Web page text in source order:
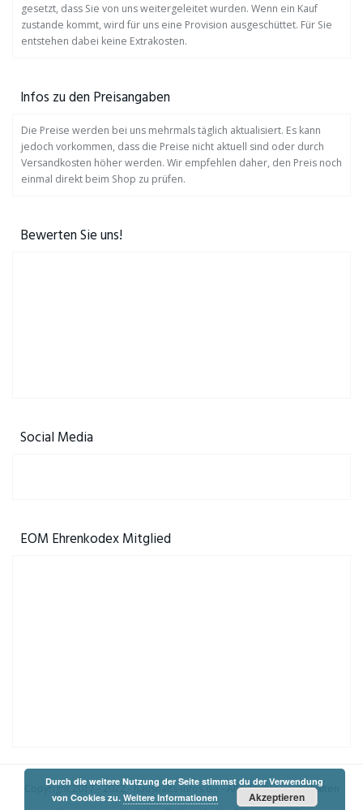
gesetzt, dass Sie von uns weitergeleitet wurden. Wenn ein Kauf
zustande kommt, wird für uns eine Provision ausgeschüttet. Für Sie
entstehen dabei keine Extrakosten.
Infos zu den Preisangaben
Die Preise werden bei uns mehrmals täglich aktualisiert. Es kann
jedoch vorkommen, dass die Preise nicht aktuell sind oder durch
Versandkosten höher werden. Wir empfehlen daher, den Preis noch
einmal direkt beim Shop zu prüfen.
Bewerten Sie uns!
Social Media
EOM Ehrenkodex Mitglied
Copyright 2017 - 2022 -haushalts-infos.de- Alle Rechte vorbehalten
Durch die weitere Nutzung der Seite stimmst du der Verwendung
von Cookies zu. Weitere Informationen Akzeptieren